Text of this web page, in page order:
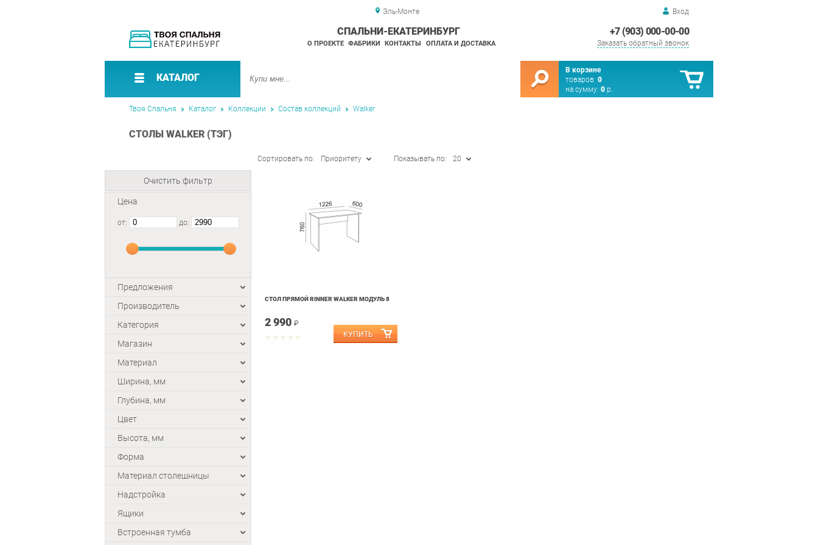
Эль-Монте Вход
+7 (903) 000-00-00
Заказать обратный звонок
СПАЛЬНИ-ЕКАТЕРИНБУРГ
О ПРОЕКТЕ ФАБРИКИ КОНТАКТЫ ОПЛАТА И ДОСТАВКА
КАТАЛОГ
В корзине
товаров: 0
на сумму: 0 р.
Твоя Спальня Каталог Коллекции Состав коллекций Walker
СТОЛЫ WALKER (ТЭГ)
Очистить фильтр
Цена
от: до:
Предложения
Производитель
Категория
Магазин
Материал
Ширина, мм
Глубина, мм
Цвет
Высота, мм
Форма
Материал столешницы
Надстройка
Ящики
Встроенная тумба
Сортировать по: Приоритету Показывать по: 20
СТОЛ ПРЯМОЙ RINNER WALKER МОДУЛЬ 8
2 990 ₽